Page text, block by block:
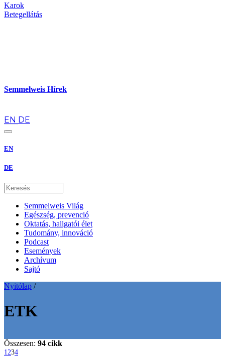
Karok
Betegellátás
Semmelweis Hírek
EN DE
EN
DE
Semmelweis Világ
Egészség, prevenció
Oktatás, hallgatói élet
Tudomány, innováció
Podcast
Események
Archívum
Sajtó
Nyitólap /
ETK
Összesen: 94 cikk
1234